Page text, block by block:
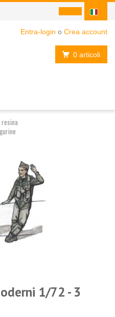
Entra-login o Crea account
0 articoli
1/72 - 3